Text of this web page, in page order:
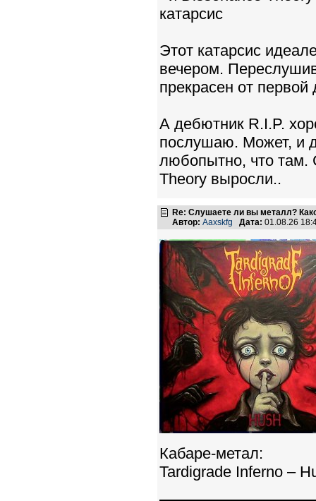
катарсис
Этот катарсис
вечером.
прекрасен от
А дебютник R.I.P.
послушаю. Может, и
любопытно, что там.
Theory выросли..
Re: Слушаете ли вы металл?
Автор: Aaxskfg Дата: 01.08.26
Кабаре-метал:
Tardigrade Inferno –